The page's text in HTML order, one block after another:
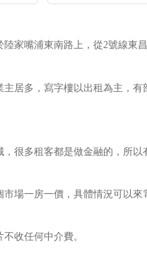
家嘴浦東南路上，從2號線東
居多，寫字樓以出租為主，
，很多租客都是做金融的，所以
場一房一價，具體情況可以來電
收任何中介費。